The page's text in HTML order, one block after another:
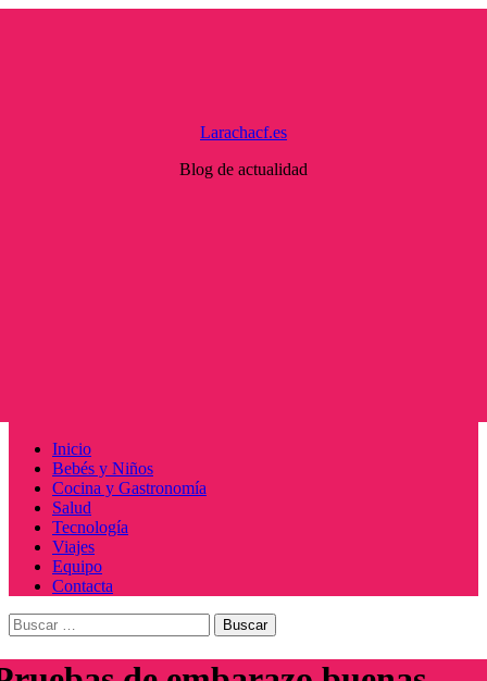
Larachacf.es
Blog de actualidad
Menú
principal
Inicio
Bebés y Niños
Cocina y Gastronomía
Salud
Tecnología
Viajes
Equipo
Contacta
Buscar: